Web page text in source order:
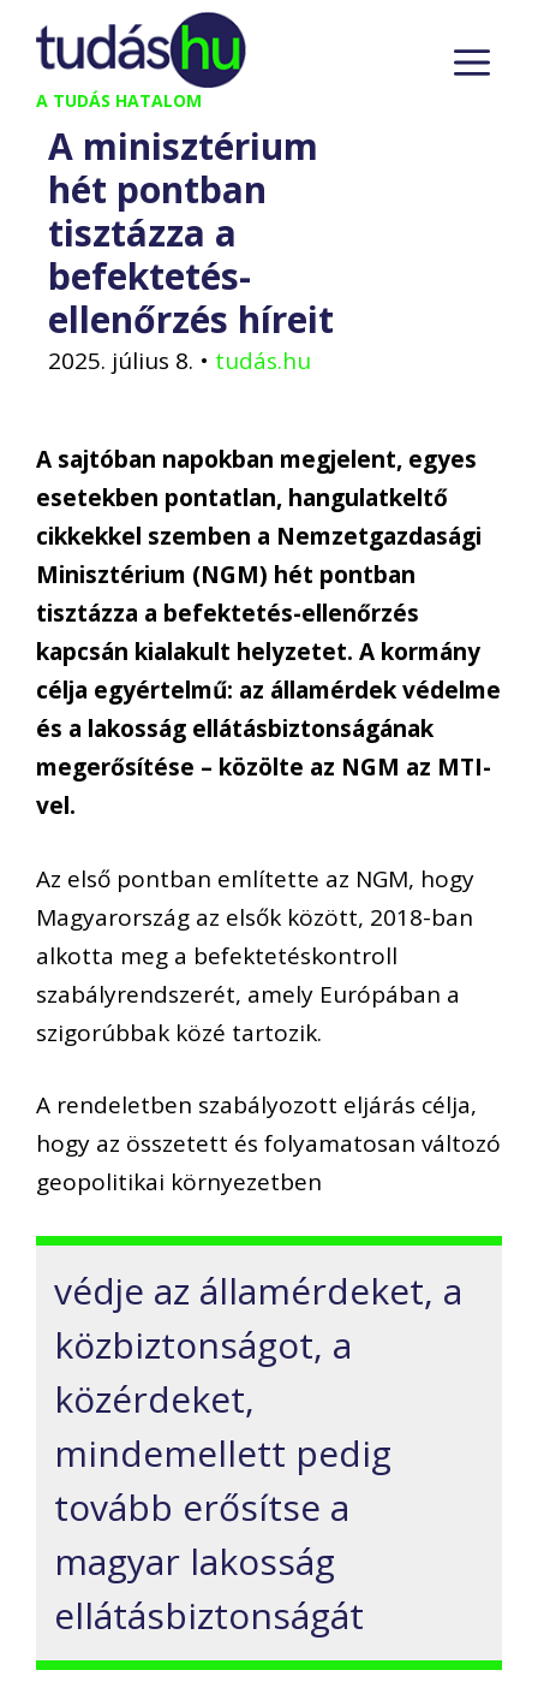
Kilépés
tartalomba
A TUDÁS HATALOM
A minisztérium
hét pontban
tisztázza a
befektetés-
ellenőrzés híreit
2025. július 8. • tudás.hu
A sajtóban napokban megjelent, egyes
esetekben pontatlan, hangulatkeltő
cikkekkel szemben a Nemzetgazdasági
Minisztérium (NGM) hét pontban
tisztázza a befektetés-ellenőrzés
kapcsán kialakult helyzetet. A kormány
célja egyértelmű: az államérdek védelme
és a lakosság ellátásbiztonságának
megerősítése – közölte az NGM az MTI-
vel.
Az első pontban említette az NGM, hogy
Magyarország az elsők között, 2018-ban
alkotta meg a befektetéskontroll
szabályrendszerét, amely Európában a
szigorúbbak közé tartozik.
A rendeletben szabályozott eljárás célja,
hogy az összetett és folyamatosan változó
geopolitikai környezetben
védje az államérdeket, a
közbiztonságot, a
közérdeket,
mindemellett pedig
tovább erősítse a
magyar lakosság
ellátásbiztonságát